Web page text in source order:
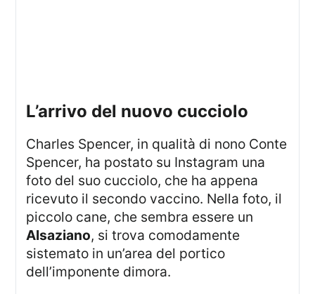
l’arrivo del nuovo cucciolo
Charles Spencer, in qualità di nono Conte
Spencer, ha postato su Instagram una
foto del suo cucciolo, che ha appena
ricevuto il secondo vaccino. Nella foto, il
piccolo cane, che sembra essere un
Alsaziano, si trova comodamente
sistemato in un’area del portico
dell’imponente dimora.